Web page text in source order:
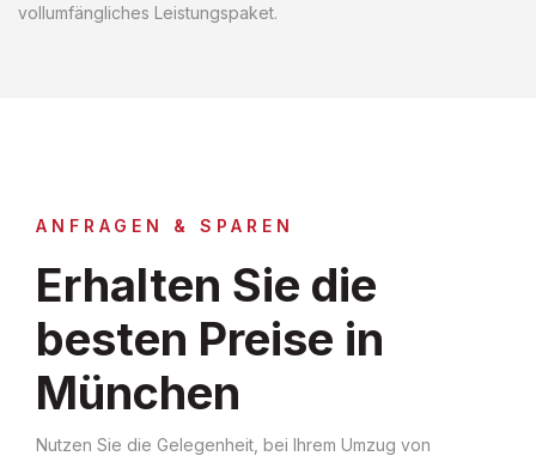
vollumfängliches Leistungspaket.
ANFRAGEN & SPAREN
Erhalten Sie die
besten Preise in
München
Nutzen Sie die Gelegenheit, bei Ihrem Umzug von